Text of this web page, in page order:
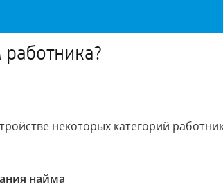
некоторых категорий
найма